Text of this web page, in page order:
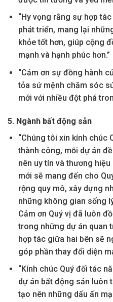
“Hy vọng rằng sự hợp
phát triển, mang lại
khỏe tốt hơn, giúp cộng
mạnh và hạnh phúc hơn.”
“Cảm ơn sự đồng hành
tỏa sứ mệnh chăm sóc
mới với nhiều đột phá
5. Ngành bất động sản
“Chúng tôi xin kính chúc
thành công, mỗi dự án
nên uy tín và thương
mới sẽ mang đến cho
rộng quy mô, xây dựng
những không gian sống
Cảm ơn Quý vị đã luôn
trong những dự án quan
hợp tác giữa hai bên sẽ
góp phần thay đổi diện
“Kính chúc Quý đối tác
dự án bất động sản luôn
tạo nên những dấu ấn